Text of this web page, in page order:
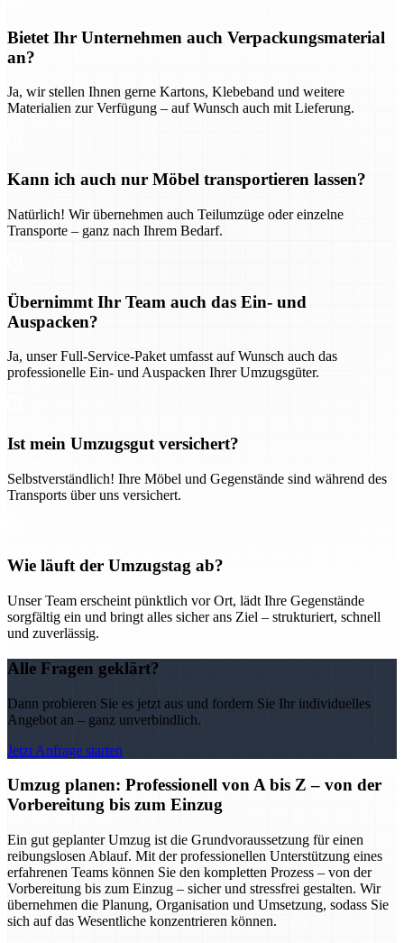
Bietet Ihr Unternehmen auch Verpackungsmaterial
an?
Ja, wir stellen Ihnen gerne Kartons, Klebeband und weitere
Materialien zur Verfügung – auf Wunsch auch mit Lieferung.
Kann ich auch nur Möbel transportieren lassen?
Natürlich! Wir übernehmen auch Teilumzüge oder einzelne
Transporte – ganz nach Ihrem Bedarf.
Übernimmt Ihr Team auch das Ein- und
Auspacken?
Ja, unser Full-Service-Paket umfasst auf Wunsch auch das
professionelle Ein- und Auspacken Ihrer Umzugsgüter.
Ist mein Umzugsgut versichert?
Selbstverständlich! Ihre Möbel und Gegenstände sind während des
Transports über uns versichert.
Wie läuft der Umzugstag ab?
Unser Team erscheint pünktlich vor Ort, lädt Ihre Gegenstände
sorgfältig ein und bringt alles sicher ans Ziel – strukturiert, schnell
und zuverlässig.
Alle Fragen geklärt?
Dann probieren Sie es jetzt aus und fordern Sie Ihr individuelles
Angebot an – ganz unverbindlich.
Jetzt Anfrage starten
Umzug planen: Professionell von A bis Z – von der
Vorbereitung bis zum Einzug
Ein gut geplanter Umzug ist die Grundvoraussetzung für einen
reibungslosen Ablauf. Mit der professionellen Unterstützung eines
erfahrenen Teams können Sie den kompletten Prozess – von der
Vorbereitung bis zum Einzug – sicher und stressfrei gestalten. Wir
übernehmen die Planung, Organisation und Umsetzung, sodass Sie
sich auf das Wesentliche konzentrieren können.